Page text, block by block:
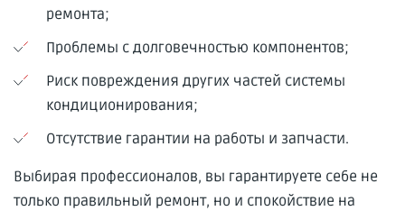
ремонта;
Проблемы с долговечностью компонентов;
Риск повреждения других частей системы
кондиционирования;
Отсутствие гарантии на работы и запчасти.
Выбирая профессионалов, вы гарантируете себе не
только правильный ремонт, но и спокойствие на